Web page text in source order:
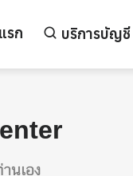
รก บริการบัญชี
นเอง